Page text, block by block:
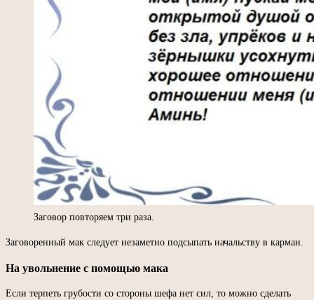
Заговор повторяем три раза.
Заговоренный мак следует незаметно подсыпать начальству в карман.
На увольнение с помощью мака
Если терпеть грубости со стороны шефа нет сил, то можно сделать